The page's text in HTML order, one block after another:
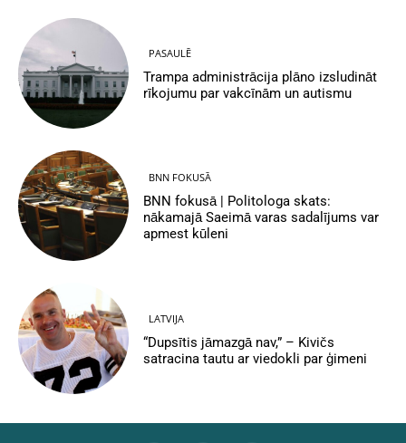
PASAULĒ
Trampa administrācija plāno izsludināt
rīkojumu par vakcīnām un autismu
BNN FOKUSĀ
BNN fokusā | Politologa skats:
nākamajā Saeimā varas sadalījums var
apmest kūleni
LATVIJA
“Dupsītis jāmazgā nav,” – Kivičs
satracina tautu ar viedokli par ģimeni